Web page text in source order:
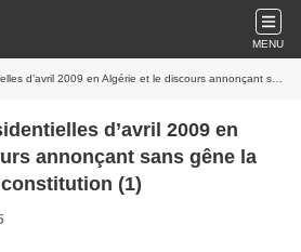
MENU
en Algérie et le discours annonçant sans gêne la violation de notre constitution (1)
d’avril 2009 en
annonçant sans gêne la
(1)